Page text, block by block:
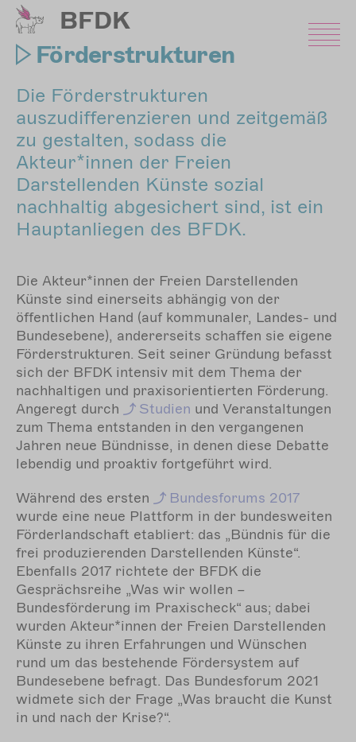
Direkt
zum
Inhalt
BFDK
Förderstrukturen
Die Förderstrukturen
auszudifferenzieren und zeitgemäß
zu gestalten, sodass die
Akteur*innen der Freien
Darstellenden Künste sozial
nachhaltig abgesichert sind, ist ein
Hauptanliegen des BFDK.
Die Akteur*innen der Freien Darstellenden
Künste sind einerseits abhängig von der
öffentlichen Hand (auf kommunaler, Landes- und
Bundesebene), andererseits schaffen sie eigene
Förderstrukturen. Seit seiner Gründung befasst
sich der BFDK intensiv mit dem Thema der
nachhaltigen und praxisorientierten Förderung.
Angeregt durch
Studien und Veranstaltungen
zum Thema entstanden in den vergangenen
Jahren neue Bündnisse, in denen diese Debatte
lebendig und proaktiv fortgeführt wird.
Während des ersten
Bundesforums 2017
wurde eine neue Plattform in der bundesweiten
Förderlandschaft etabliert: das „Bündnis für die
frei produzierenden Darstellenden Künste“.
Ebenfalls 2017 richtete der BFDK die
Gesprächsreihe „Was wir wollen –
Bundesförderung im Praxischeck“ aus; dabei
wurden Akteur*innen der Freien Darstellenden
Künste zu ihren Erfahrungen und Wünschen
rund um das bestehende Fördersystem auf
Bundesebene befragt. Das Bundesforum 2021
widmete sich der Frage „Was braucht die Kunst
in und nach der Krise?“.